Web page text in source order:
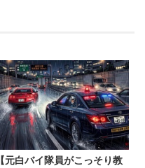
【元白バイ隊員がこっそり教